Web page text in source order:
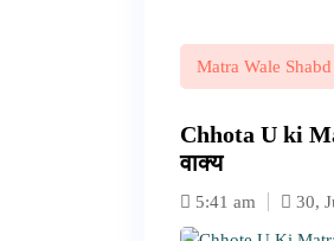
Matra Wale
Chhota U ki
वाक्य
5:41 am 30,